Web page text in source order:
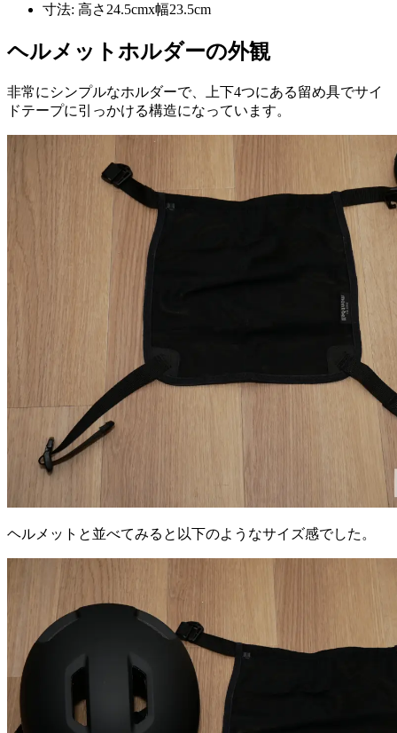
寸法: 高さ24.5cmx幅23.5cm
ヘルメットホルダーの外観
非常にシンプルなホルダーで、上下4つにある留め具でサイ
ドテープに引っかける構造になっています。
ヘルメットと並べてみると以下のようなサイズ感でした。